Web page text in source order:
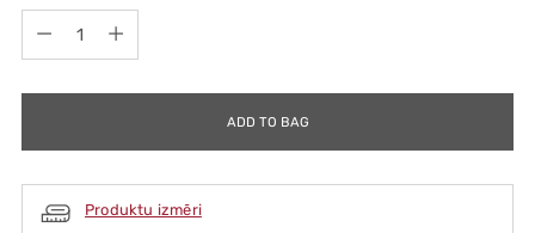
ADD TO BAG
Produktu izmēri